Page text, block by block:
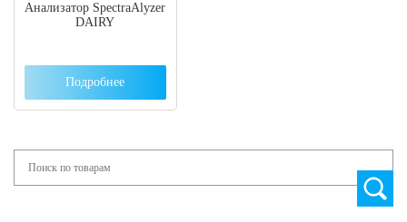
Анализатор SpectraAlyzer
DAIRY
Подробнее